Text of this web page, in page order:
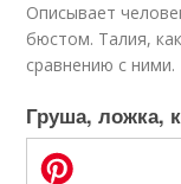
Описывает
бюстом. Талия,
сравнению с ними.
Груша, ложка,